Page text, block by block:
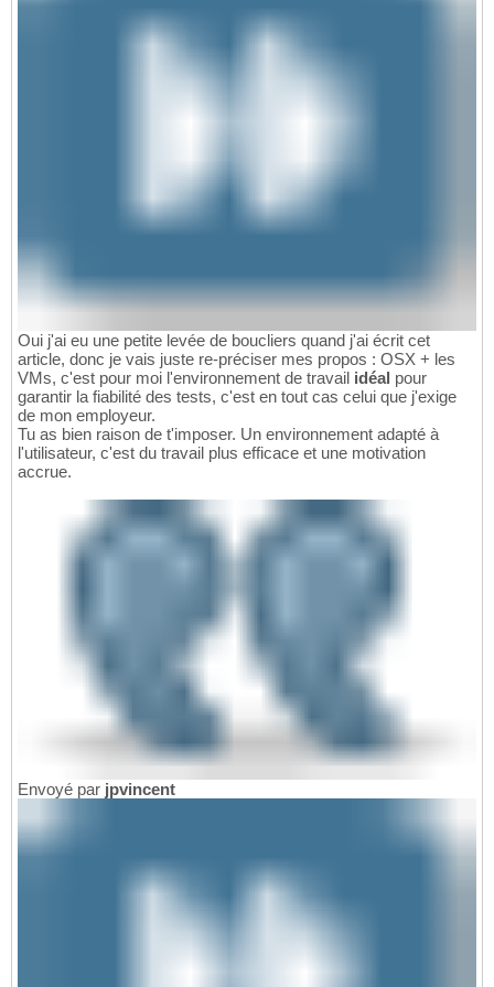
Oui j'ai eu une petite levée de boucliers quand j'ai écrit cet
article, donc je vais juste re-préciser mes propos : OSX + les
VMs, c'est pour moi l'environnement de travail idéal pour
garantir la fiabilité des tests, c'est en tout cas celui que j'exige
de mon employeur.
Tu as bien raison de t'imposer. Un environnement adapté à
l'utilisateur, c'est du travail plus efficace et une motivation
accrue.
Envoyé par jpvincent